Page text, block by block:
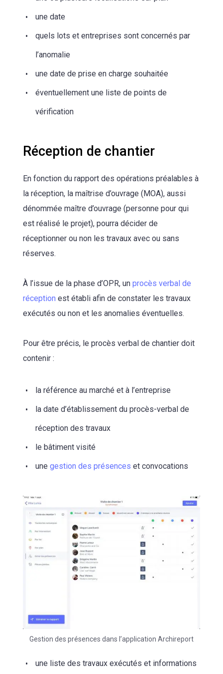
une date
quels lots et entreprises sont concernés par
l’anomalie
une date de prise en charge souhaitée
éventuellement une liste de points de
vérification
Réception de chantier
En fonction du rapport des opérations préalables à
la réception, la maîtrise d’ouvrage (MOA), aussi
dénommée maître d’ouvrage (personne pour qui
est réalisé le projet), pourra décider de
réceptionner ou non les travaux avec ou sans
réserves.
À l’issue de la phase d’OPR, un procès verbal de
réception est établi afin de constater les travaux
exécutés ou non et les anomalies éventuelles.
Pour être précis, le procès verbal de chantier doit
contenir :
la référence au marché et à l’entreprise
la date d’établissement du procès-verbal de
réception des travaux
le bâtiment visité
une gestion des présences et convocations
Gestion des présences dans l’application Archireport
une liste des travaux exécutés et informations